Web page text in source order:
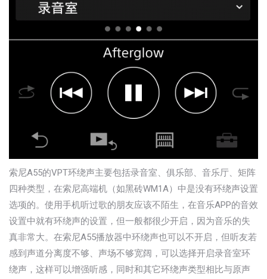
索尼A55的VPT环绕声主要包括录音室、俱乐部、音乐厅、矩阵
四种类型，在索尼高端机（如黑砖WM1A）中是没有环绕声设置
选项的。使用手机听过歌的朋友应该不陌生，在音乐APP的音效
设置中就有环绕声的设置，但一般都很少开启，因为音乐的失
真非常大。在索尼A55播放器中环绕声也可以不开启，但听友若
感到声道分离度不够、声场不够宽阔，可以选择开启录音室环
绕声，这样可以增强听感，同时和其它环绕声类型相比与原声